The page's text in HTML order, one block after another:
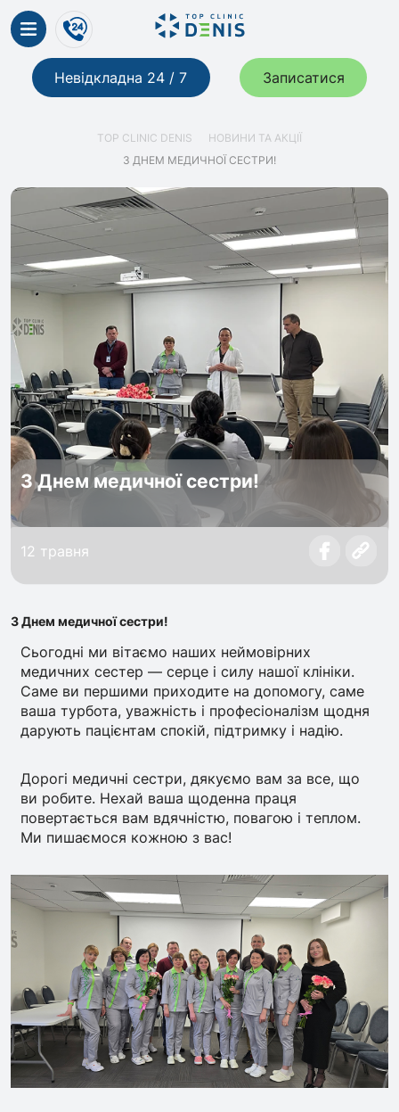
Невідкладна 24 / 7 Записатися
TOP CLINIC DENIS
НОВИНИ ТА АКЦІЇ
З ДНЕМ МЕДИЧНОЇ СЕСТРИ!
З Днем медичної сестри!
12 травня
З Днем медичної сестри!
Сьогодні ми вітаємо наших неймовірних
медичних сестер — серце і силу нашої клініки.
Саме ви першими приходите на допомогу, саме
ваша турбота, уважність і професіоналізм щодня
дарують пацієнтам спокій, підтримку і надію.
Дорогі медичні сестри, дякуємо вам за все, що
ви робите. Нехай ваша щоденна праця
повертається вам вдячністю, повагою і теплом.
Ми пишаємося кожною з вас!